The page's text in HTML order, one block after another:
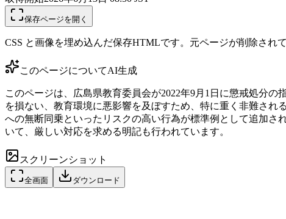
保存ページを開く
CSS と画像を埋め込んだ保存HTMLです。元ページが削除され
このページについてAI生成
このページは、広島県教育委員会が2022年9月1日に懲戒処分
を損ない、教育環境に悪影響を及ぼすため、特に重く非難さ
への無断同乗といったリスクの高い行為が標準例として追加
いて、厳しい対応を求める明記も行われています。
スクリーンショット
全画面 ダウンロード